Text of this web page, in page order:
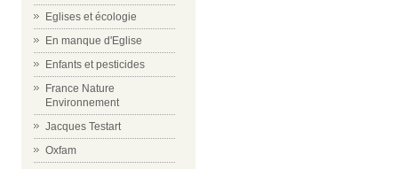
Eglises et écologie
En manque d'Eglise
Enfants et pesticides
France Nature
Environnement
Jacques Testart
Oxfam